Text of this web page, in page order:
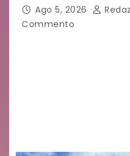
Ago 5, 2026
Commento